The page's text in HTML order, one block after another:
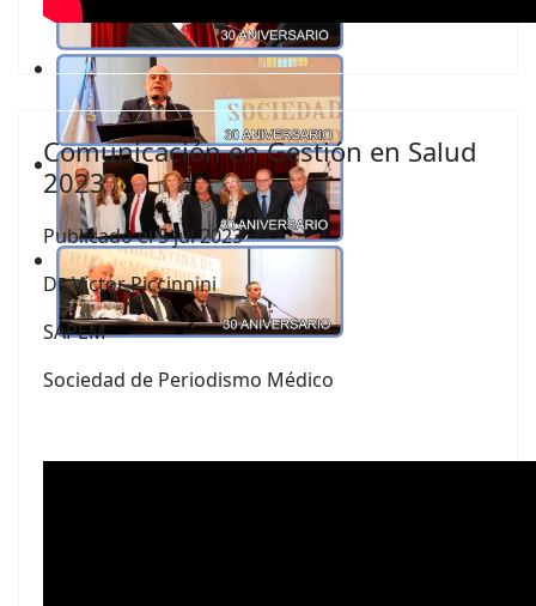
Comunicación en Gestión en Salud
2023
Publicado el 5 jul 2023
Dr. Víctor Piccinnini
SAPEM
Sociedad de Periodismo Médico